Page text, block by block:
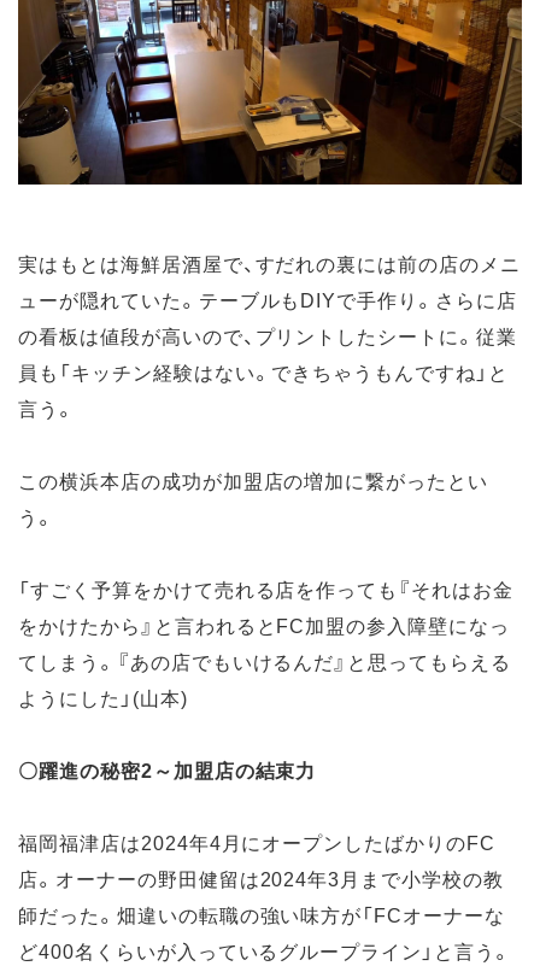
実はもとは海鮮居酒屋で、すだれの裏には前の店のメニ
ューが隠れていた。テーブルもDIYで手作り。さらに店
の看板は値段が高いので、プリントしたシートに。従業
員も「キッチン経験はない。できちゃうもんですね」と
言う。
この横浜本店の成功が加盟店の増加に繋がったとい
う。
「すごく予算をかけて売れる店を作っても『それはお金
をかけたから』と言われるとFC加盟の参入障壁になっ
てしまう。『あの店でもいけるんだ』と思ってもらえる
ようにした」(山本)
〇躍進の秘密2～加盟店の結束力
福岡福津店は2024年4月にオープンしたばかりのFC
店。オーナーの野田健留は2024年3月まで小学校の教
師だった。畑違いの転職の強い味方が「FCオーナーな
ど400名くらいが入っているグループライン」と言う。